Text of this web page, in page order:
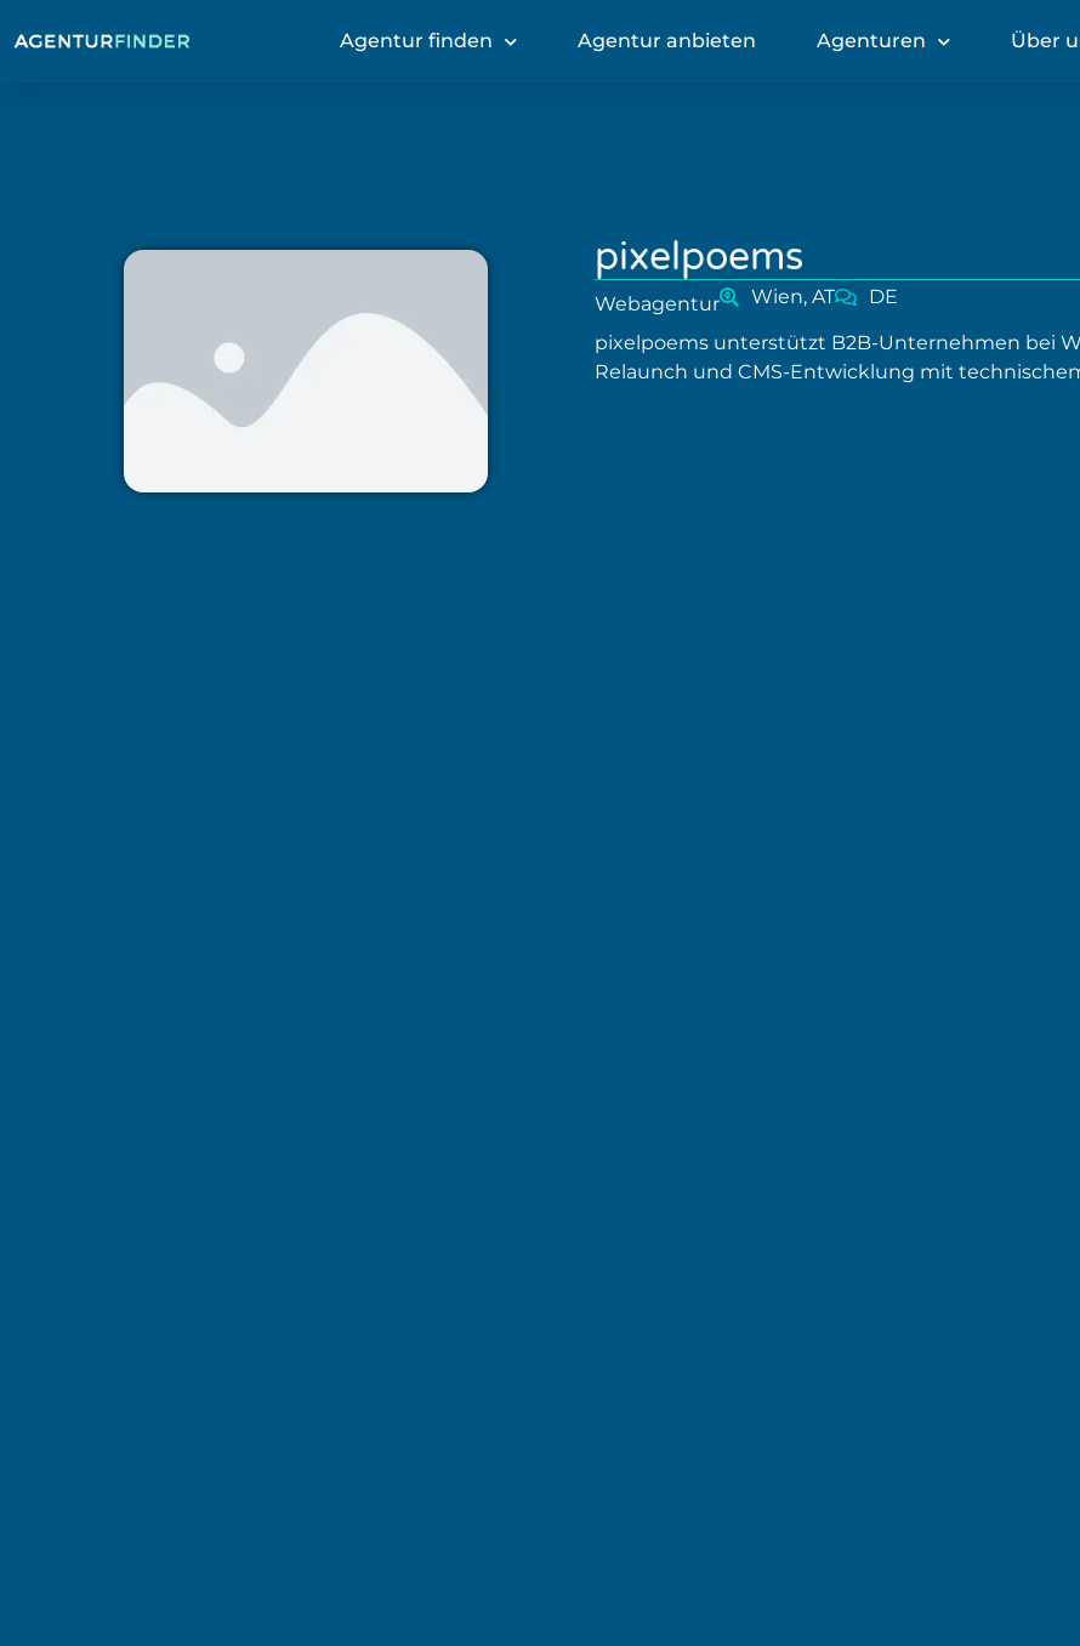
Agentur finden Agentur anbieten Agenturen Über
pixelpoems
Webagentur Wien, AT
DE
pixelpoems unterstützt B2B-Unternehmen bei
Relaunch und CMS-Entwicklung mit